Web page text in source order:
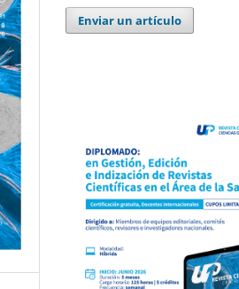
Enviar un artículo